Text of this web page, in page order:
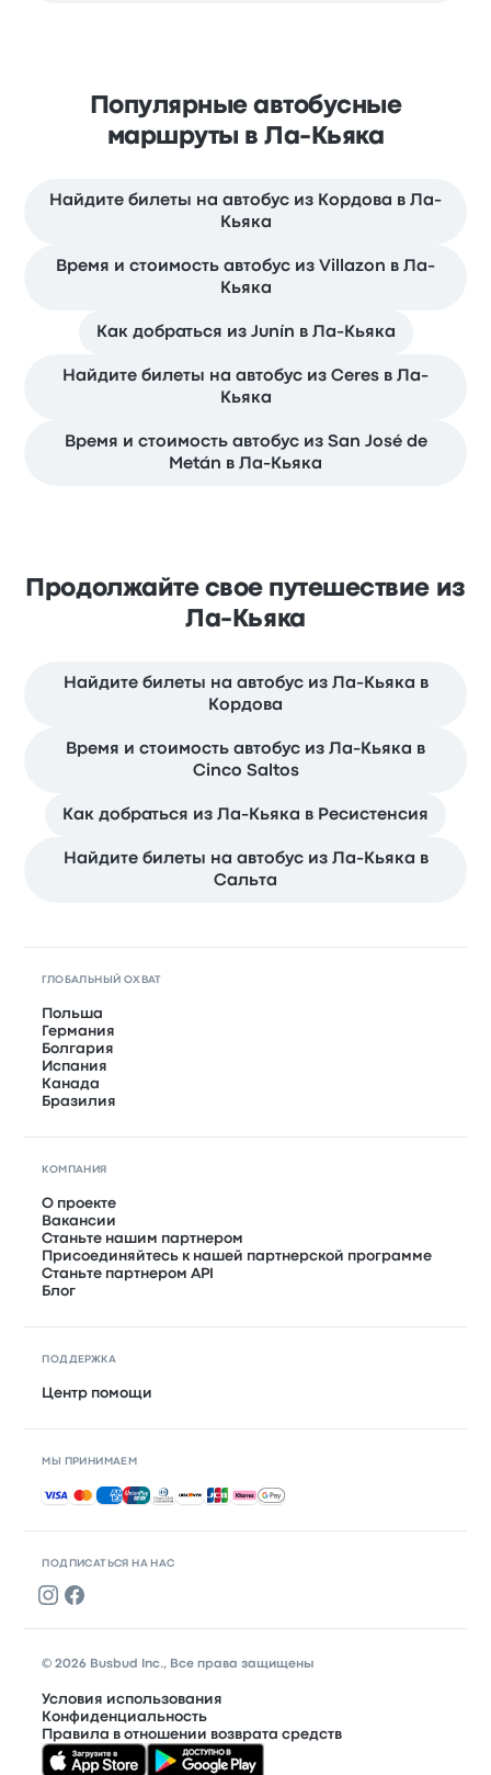
Популярные автобусные
маршруты в Ла-Кьяка
Найдите билеты на автобус из Кордова в Ла-
Кьяка
Время и стоимость автобус из Villazon в Ла-
Кьяка
Как добраться из Junín в Ла-Кьяка
Найдите билеты на автобус из Ceres в Ла-
Кьяка
Время и стоимость автобус из San José de
Metán в Ла-Кьяка
Продолжайте свое путешествие из
Ла-Кьяка
Найдите билеты на автобус из Ла-Кьяка в
Кордова
Время и стоимость автобус из Ла-Кьяка в
Cinco Saltos
Как добраться из Ла-Кьяка в Ресистенсия
Найдите билеты на автобус из Ла-Кьяка в
Сальта
ПОДПИСАТЬСЯ НА НАС
ГЛОБАЛЬНЫЙ ОХВАТ
Польша
Германия
Болгария
Испания
Канада
Бразилия
КОМПАНИЯ
О проекте
Вакансии
Станьте нашим партнером
Присоединяйтесь к нашей партнерской программе
Станьте партнером API
Блог
ПОДДЕРЖКА
Центр помощи
МЫ ПРИНИМАЕМ
Принимаемые способы оплаты
© 2026 Busbud Inc., Все права защищены
Условия использования
Конфиденциальность
Правила в отношении возврата средств